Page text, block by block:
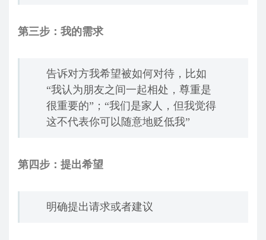
第三步：我的需求
告诉对方我希望被如何对待，比如
“我认为朋友之间一起相处，尊重是
很重要的”；“我们是家人，但我觉得
这不代表你可以随意地贬低我”
第四步：提出希望
明确提出请求或者建议